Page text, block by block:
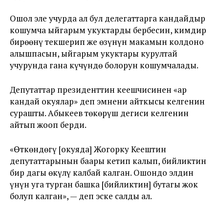
Ошол эле учурда ал бул делегаттарга кандайдыр
кошумча ыйгарым укуктарды бербесин, кимдир
бирөөнү текшерип же өзүнүн макамын колдоно
алышпасын, ыйгарым укуктары курултай
учурунда гана күчүндө болорун кошумчалады.
Депутаттар президенттин кеңешчисинен «ар
кандай окуялар» деп эмнени айткысы келгенин
сурашты. Абыкеев төңкөрүш дегиси келгенин
айтып жооп берди.
«Өткөндөгү [окуяда] Жогорку Кеңештин
депутаттарынын баары кетип калып, бийликтин
бир дагы өкүлү калбай калган. Ошондо элдин
үнүн уга турган башка [бийликтин] бутагы жок
болуп калган», — деп эске салды ал.